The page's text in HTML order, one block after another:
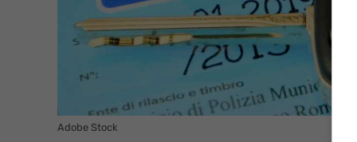
Adobe Stock